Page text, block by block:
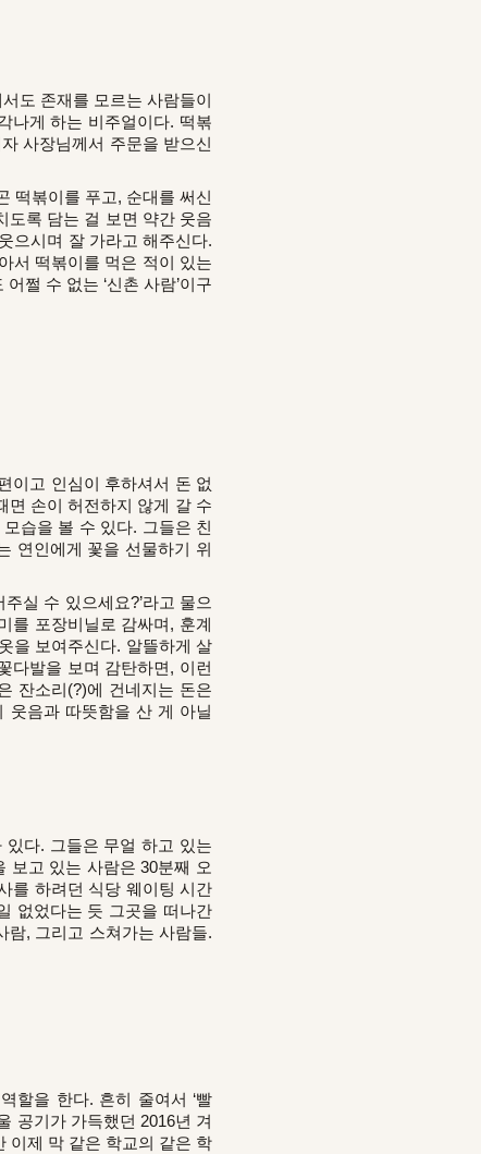
도 존재를 모르는 사람들이
나게 하는 비주얼이다. 떡볶
사장님께서 주문을 받으신
떡볶이를 푸고, 순대를 써신
도록 담는 걸 보면 약간 웃음
으시며 잘 가라고 해주신다.
서 떡볶이를 먹은 적이 있는
쩔 수 없는 ‘신촌 사람’이구
이고 인심이 후하셔서 돈 없
면 손이 허전하지 않게 갈 수
습을 볼 수 있다. 그들은 친
연인에게 꽃을 선물하기 위
실 수 있으세요?’라고 물으
를 포장비닐로 감싸며, 훈계
을 보여주신다. 알뜰하게 살
다발을 보며 감탄하면, 이런
잔소리(?)에 건네지는 돈은
웃음과 따뜻함을 산 게 아닐
다. 그들은 무얼 하고 있는
보고 있는 사람은 30분째 오
를 하려던 식당 웨이팅 시간
없었다는 듯 그곳을 떠나간
람, 그리고 스쳐가는 사람들.
할을 한다. 흔히 줄여서 ‘빨
공기가 가득했던 2016년 겨
이제 막 같은 학교의 같은 학